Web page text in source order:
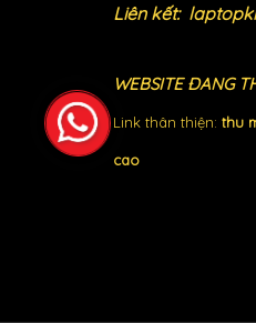
Liên kết:
WEBSITE ĐANG
Link thân thiện: thu
cao